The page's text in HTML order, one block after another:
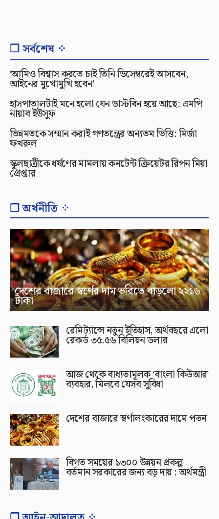
❐ সর্বশেষ ⁘
‘আমিও বিশ্বাস করতে চাই তিনি ডিসেম্বরেই আসবেন,
আইনের মুখোমুখি হবেন’
হাসপাতালটাই মনে হলো যেন ডাস্টবিন হয়ে আছে: এমপি
নায়াব ইউসুফ
ভিন্নমতকে সম্মান করাই গণতন্ত্রের অন্যতম ভিত্তি: মির্জা
ফখরুল
স্কুলছাত্রীকে ধর্ষণের মামলায় কনটেন্ট ক্রিয়েটর রিপন মিয়া
গ্রেপ্তার
❐ অর্থনীতি ⁘
দেশের বাজারে স্বর্ণের দাম ভরিতে বাড়লো ২২১৬
টাকা
রেমিট্যান্সে নতুন ইতিহাস, অর্থবছরে এলো
রেকর্ড ৩৫.৫৬ বিলিয়ন ডলার
আজ থেকে বাধ্যতামূলক ‘বাংলা কিউআর’
ব্যবহার, মিলবে যেসব সুবিধা
দেশের বাজারে স্বর্ণালংকারের দামে পতন
বিগত সময়ের ১৩০০ উন্নয়ন প্রকল্প
বর্তমান সরকারের জন্য বড় দায় : অর্থমন্ত্রী